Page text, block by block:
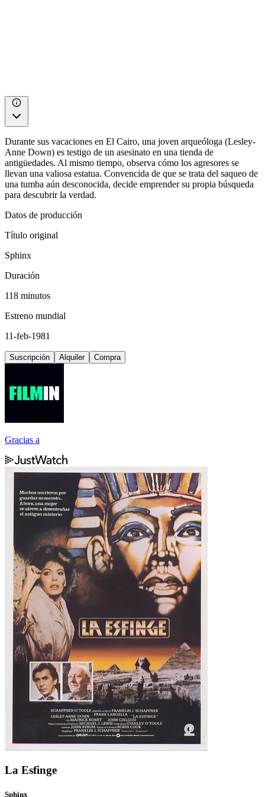
Durante sus vacaciones en El Cairo, una joven arqueóloga (Lesley-
Anne Down) es testigo de un asesinato en una tienda de
antigüedades. Al mismo tiempo, observa cómo los agresores se
llevan una valiosa estatua. Convencida de que se trata del saqueo de
una tumba aún desconocida, decide emprender su propia búsqueda
para descubrir la verdad.
Datos de producción
Título original
Sphinx
Duración
118 minutos
Estreno mundial
11-feb-1981
Suscripción Alquiler Compra
Gracias a
La Esfinge
Sphinx